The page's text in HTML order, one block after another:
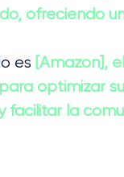
ofreciendo
es [Amazon],
optimizar
facilitar la